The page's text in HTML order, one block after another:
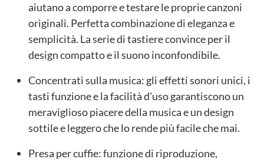
aiutano a comporre e testare le proprie canzoni
originali. Perfetta combinazione di eleganza e
semplicità. La serie di tastiere convince per il
design compatto e il suono inconfondibile.
Concentrati sulla musica: gli effetti sonori unici, i
tasti funzione e la facilità d'uso garantiscono un
meraviglioso piacere della musica e un design
sottile e leggero che lo rende più facile che mai.
Presa per cuffie: funzione di riproduzione,